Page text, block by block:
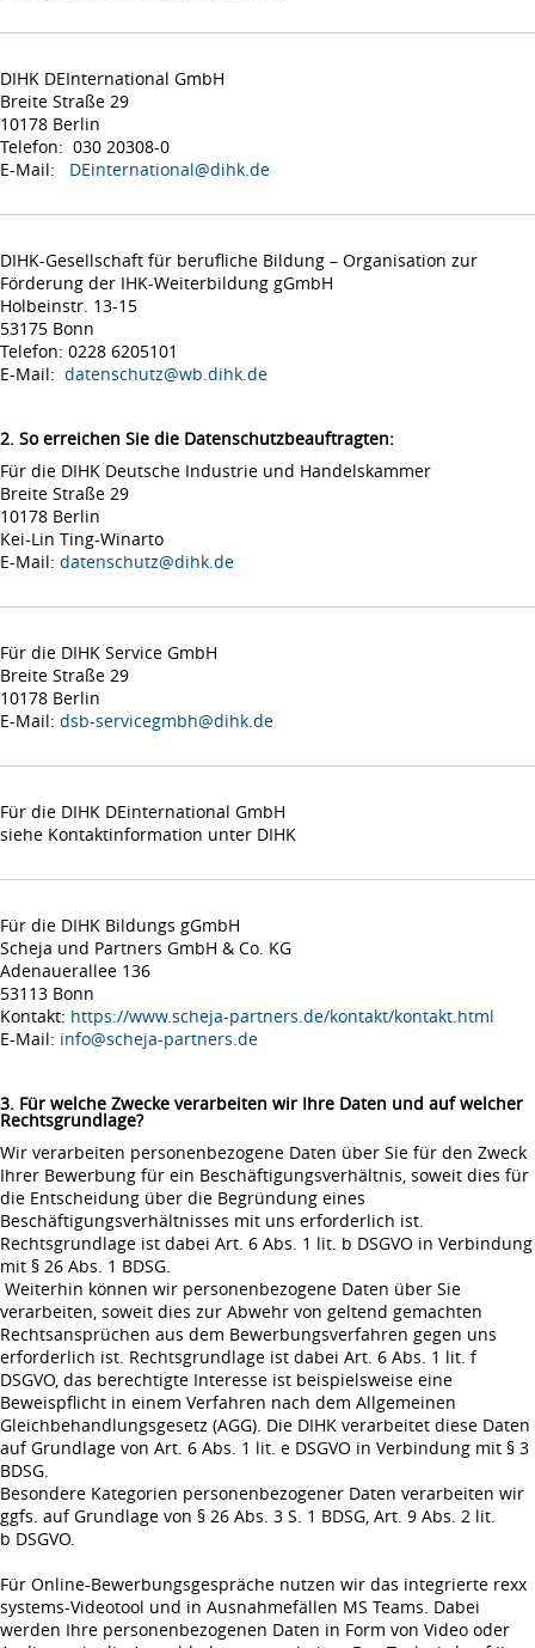
DIHK DEInternational GmbH
Breite Straße 29
10178 Berlin
Telefon: 030 20308-0
E-Mail: DEinternational@dihk.de
DIHK-Gesellschaft für berufliche Bildung – Organisation zur
Förderung der IHK-Weiterbildung gGmbH
Holbeinstr. 13-15
53175 Bonn
Telefon: 0228 6205101
E-Mail: datenschutz@wb.dihk.de
2. So erreichen Sie die Datenschutzbeauftragten:
Für die DIHK Deutsche Industrie und Handelskammer
Breite Straße 29
10178 Berlin
Kei-Lin Ting-Winarto
E-Mail: datenschutz@dihk.de
Für die DIHK Service GmbH
Breite Straße 29
10178 Berlin
E-Mail: dsb-servicegmbh@dihk.de
Für die DIHK DEinternational GmbH
siehe Kontaktinformation unter DIHK
Für die DIHK Bildungs gGmbH
Scheja und Partners GmbH & Co. KG
Adenauerallee 136
53113 Bonn
Kontakt: https://www.scheja-partners.de/kontakt/kontakt.html
E-Mail: info@scheja-partners.de
3. Für welche Zwecke verarbeiten wir Ihre Daten und auf welcher
Rechtsgrundlage?
Wir verarbeiten personenbezogene Daten über Sie für den Zweck
Ihrer Bewerbung für ein Beschäftigungsverhältnis, soweit dies für
die Entscheidung über die Begründung eines
Beschäftigungsverhältnisses mit uns erforderlich ist.
Rechtsgrundlage ist dabei Art. 6 Abs. 1 lit. b DSGVO in Verbindung
mit § 26 Abs. 1 BDSG.
Weiterhin können wir personenbezogene Daten über Sie
verarbeiten, soweit dies zur Abwehr von geltend gemachten
Rechtsansprüchen aus dem Bewerbungsverfahren gegen uns
erforderlich ist. Rechtsgrundlage ist dabei Art. 6 Abs. 1 lit. f
DSGVO, das berechtigte Interesse ist beispielsweise eine
Beweispflicht in einem Verfahren nach dem Allgemeinen
Gleichbehandlungsgesetz (AGG). Die DIHK verarbeitet diese Daten
auf Grundlage von Art. 6 Abs. 1 lit. e DSGVO in Verbindung mit § 3
BDSG.
Besondere Kategorien personenbezogener Daten verarbeiten wir
ggfs. auf Grundlage von § 26 Abs. 3 S. 1 BDSG, Art. 9 Abs. 2 lit.
b DSGVO.
Für Online-Bewerbungsgespräche nutzen wir das integrierte rexx
systems-Videotool und in Ausnahmefällen MS Teams. Dabei
werden Ihre personenbezogenen Daten in Form von Video oder